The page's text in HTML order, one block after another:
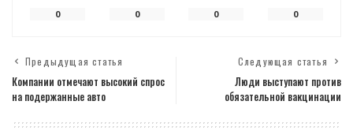
0 0 0 0
Предыдущая статья
Компании отмечают высокий спрос
на подержанные авто
Следующая статья
Люди выступают против
обязательной вакцинации